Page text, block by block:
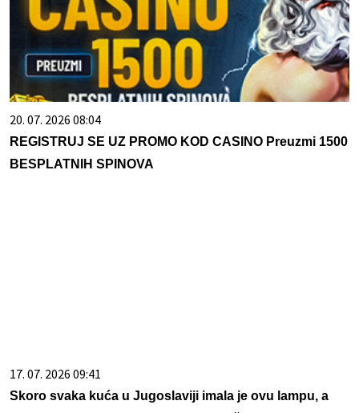
20. 07. 2026 08:04
REGISTRUJ SE UZ PROMO KOD CASINO Preuzmi 1500
BESPLATNIH SPINOVA
17. 07. 2026 09:41
Skoro svaka kuća u Jugoslaviji imala je ovu lampu, a